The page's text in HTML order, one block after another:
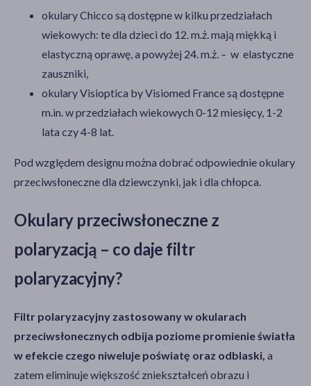
okulary Chicco są dostępne w kilku przedziałach
wiekowych: te dla dzieci do 12. m.ż. mają miękką i
elastyczną oprawę, a powyżej 24. m.ż. – w elastyczne
zauszniki,
okulary Visioptica by Visiomed France są dostępne
m.in. w przedziałach wiekowych 0-12 miesięcy, 1-2
lata czy 4-8 lat.
Pod względem designu można dobrać odpowiednie okulary
przeciwsłoneczne dla dziewczynki, jak i dla chłopca.
Okulary przeciwsłoneczne z
polaryzacją – co daje filtr
polaryzacyjny?
Filtr polaryzacyjny zastosowany w okularach
przeciwsłonecznych odbija poziome promienie światła
w efekcie czego niweluje poświatę oraz odblaski, a
zatem eliminuje większość zniekształceń obrazu i